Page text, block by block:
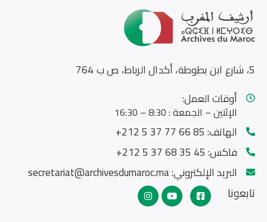
5، شارع ابن بطوطة، أكدال الرباط، ص ب 764
أوقات العمل:
الإثنين – الجمعة : 8:30 – 16:30
الهاتف:85 66 77 37 5 212+
فاكس:45 35 68 37 5 212+
البريد الإلكتروني:secretariat@archivesdumaroc.ma
تابعونا